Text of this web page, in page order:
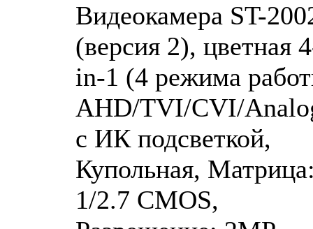
Видеокамера ST-
(версия 2), цветная
in-1 (4 режима
AHD/TVI/CVI/
с ИК подсветкой,
Купольная,
1/2.7 CMOS,